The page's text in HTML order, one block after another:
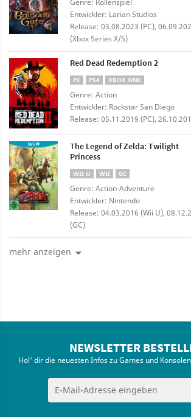
Genre: Rollenspiel
Entwickler: Larian Studios
Release: 03.08.2023 (PC),
(Xbox Series X/S)
Red Dead Redemption 2
PC PS4 XBOX ONE
Genre: Action
Entwickler: Rockstar San Diego
Release: 05.11.2019 (PC),
The Legend of Zelda: Twilight
Princess
WII U WII GC
Genre: Action-Adventure
Entwickler: Nintendo
Release: 04.03.2016 (Wii U),
(GC)
mehr anzeigen
NEWSLETTER
Hol' dir die neuesten Infos zu Games und